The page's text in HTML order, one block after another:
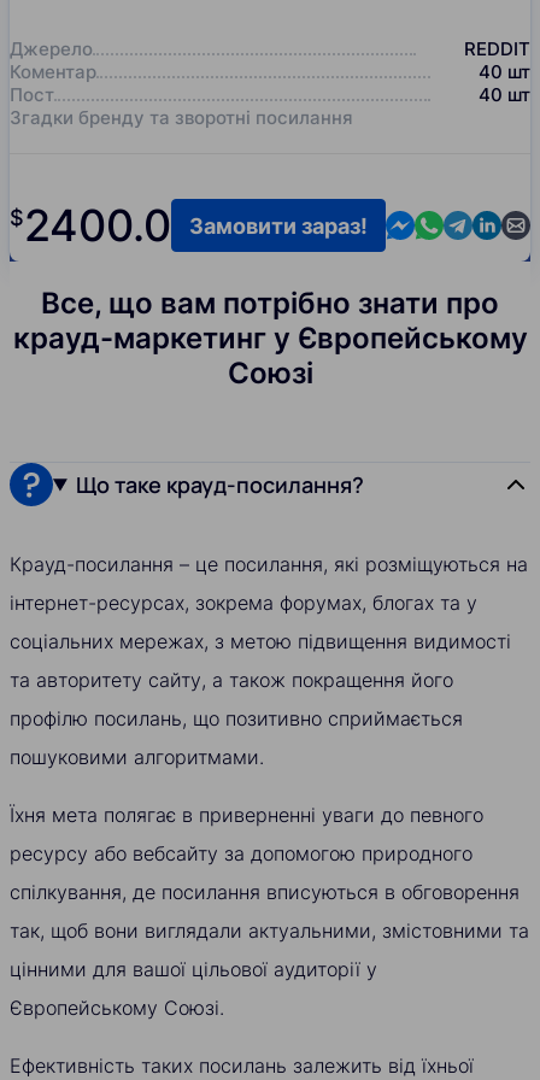
Джерело
REDDIT
Коментар
40 шт
Пост
40 шт
Згадки бренду та зворотні посилання
$2400.0 Contact us in
Contact us
Contact
Замовити зараз!
Все, що вам потрібно знати про
крауд-маркетинг у Європейському
Союзі
Що таке крауд-посилання?
Крауд-посилання – це посилання, які розміщуються на
інтернет-ресурсах, зокрема форумах, блогах та у
соціальних мережах, з метою підвищення видимості
та авторитету сайту, а також покращення його
профілю посилань, що позитивно сприймається
пошуковими алгоритмами.
Їхня мета полягає в приверненні уваги до певного
ресурсу або вебсайту за допомогою природного
спілкування, де посилання вписуються в обговорення
так, щоб вони виглядали актуальними, змістовними та
цінними для вашої цільової аудиторії у
Європейському Союзі.
Ефективність таких посилань залежить від їхньої